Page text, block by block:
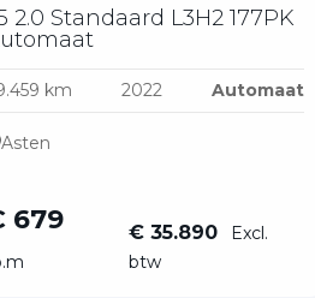
2.0 Standaard L3H2 177PK
km 2022 Automaat
Asten
679 € 35.890
Excl.
btw